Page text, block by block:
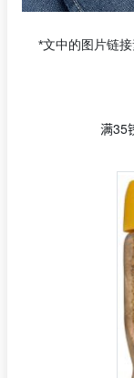
*文中的图片链
满35